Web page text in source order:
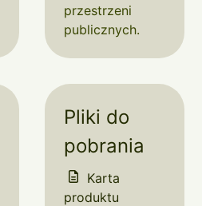
przestrzeni
publicznych.
Pliki do
pobrania
Karta
produktu